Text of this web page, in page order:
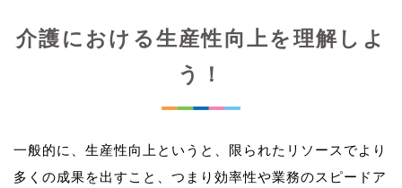
介護における生産性向上を理解しよ
う！
一般的に、生産性向上というと、限られたリソースでより
多くの成果を出すこと、つまり効率性や業務のスピードア